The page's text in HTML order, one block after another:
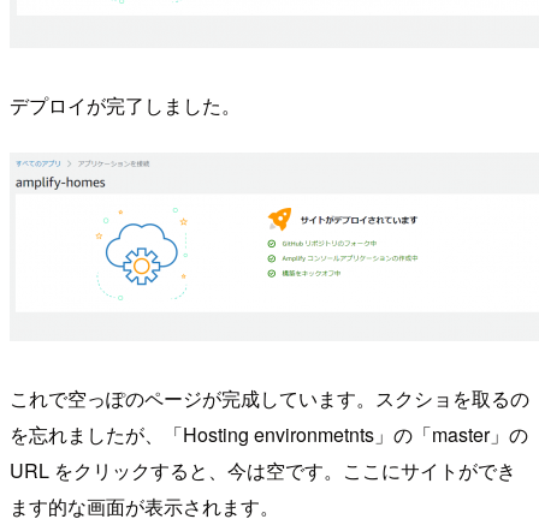
デプロイが完了しました。
これで空っぽのページが完成しています。スクショを取るの
を忘れましたが、「Hosting environmetnts」の「master」の
URL をクリックすると、今は空です。ここにサイトができ
ます的な画面が表示されます。